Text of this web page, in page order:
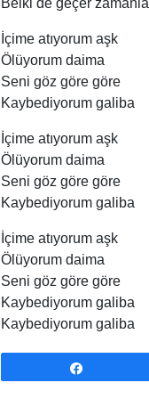
Belki de geçer zamanla
İçime atıyorum aşk
Ölüyorum daima
Seni göz göre göre
Kaybediyorum galiba
İçime atıyorum aşk
Ölüyorum daima
Seni göz göre göre
Kaybediyorum galiba
İçime atıyorum aşk
Ölüyorum daima
Seni göz göre göre
Kaybediyorum galiba
Kaybediyorum galiba